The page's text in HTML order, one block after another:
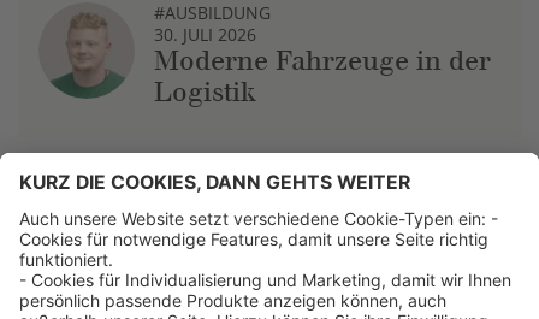
#AUSBILDUNG
30. JULI 2026
Moderne Fahrzeuge in der
Logistik